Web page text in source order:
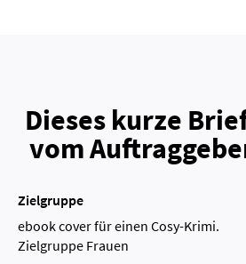
Dieses kurze
vom
Zielgruppe
ebook cover für einen Cosy-Krimi.
Zielgruppe Frauen